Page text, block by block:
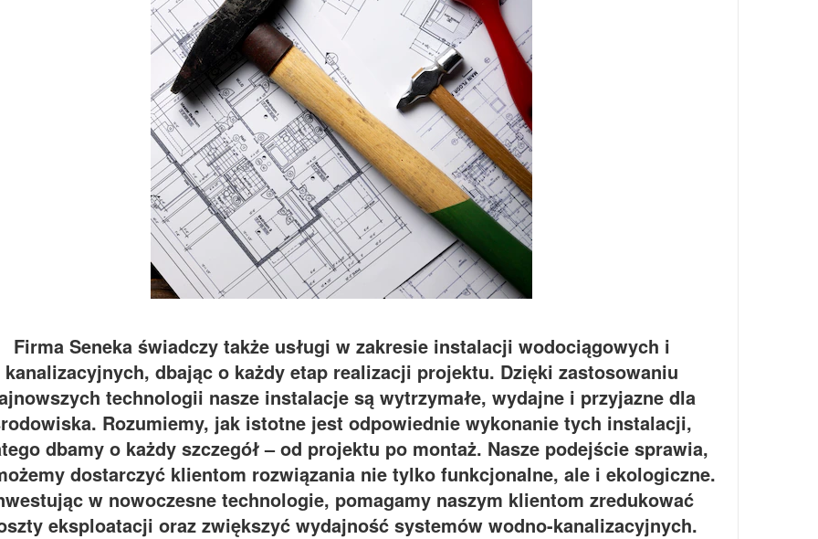
Firma Seneka świadczy także usługi w zakresie instalacji wodociągowych i
kanalizacyjnych, dbając o każdy etap realizacji projektu. Dzięki zastosowaniu
technologii nasze instalacje są wytrzymałe, wydajne i przyjazne dla
Rozumiemy, jak istotne jest odpowiednie wykonanie tych instalacji,
dbamy o każdy szczegół – od projektu po montaż. Nasze podejście sprawia,
dostarczyć klientom rozwiązania nie tylko funkcjonalne, ale i ekologiczne.
w nowoczesne technologie, pomagamy naszym klientom zredukować
eksploatacji oraz zwiększyć wydajność systemów wodno-kanalizacyjnych.